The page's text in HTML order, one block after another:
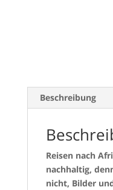
Beschreibung
Reisen nach
nachhaltig,
nicht, Bilder